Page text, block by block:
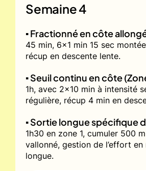
Semaine 4
▪️ Fractionné en côte
45 min, 6x1 min 15 sec
récup en descente lente.
▪️ Seuil continu en côte
1h, avec 2x10 min à intensité
régulière, récup 4 min en
▪️ Sortie longue spécifique
1h30 en zone 1, cumuler 500
vallonné, gestion de l’effort en
longue.